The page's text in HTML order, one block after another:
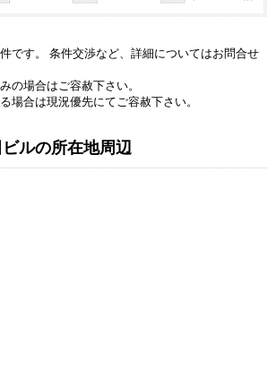
です。 条件交渉など、詳細についてはお問合せ
の場合はご容赦下さい。
場合は現況優先にてご容赦下さい。
ルの所在地周辺